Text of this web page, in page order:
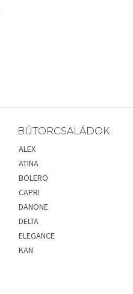
BÚTORCSALÁDOK
ALEX
ATINA
BOLERO
CAPRI
DANONE
DELTA
ELEGANCE
KAN